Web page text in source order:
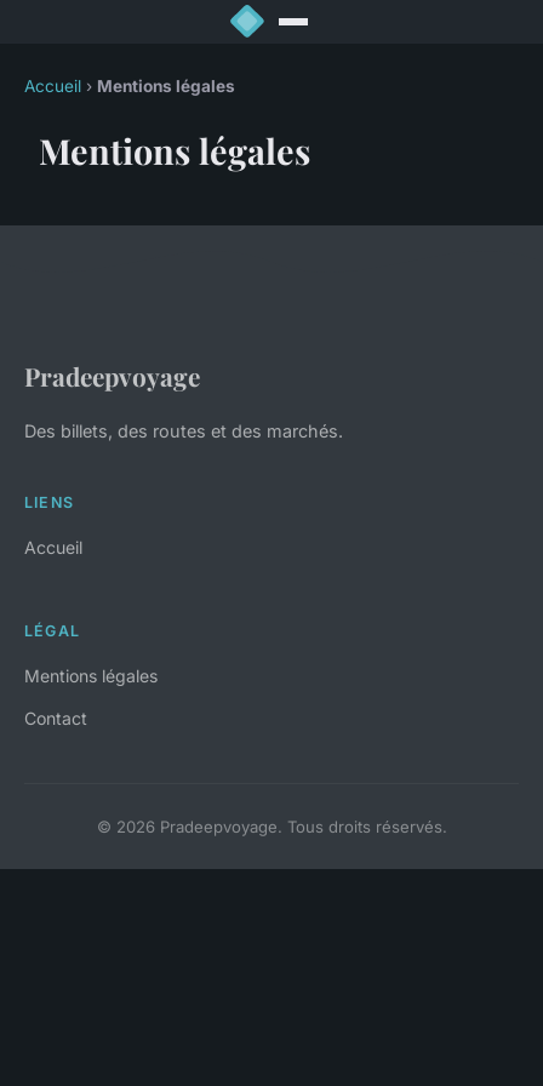
Accueil › Mentions légales
Mentions légales
Pradeepvoyage
Des billets, des routes et des marchés.
LIENS
Accueil
LÉGAL
Mentions légales
Contact
© 2026 Pradeepvoyage. Tous droits réservés.